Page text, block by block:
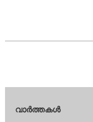
വാര്‍ത്തകള്‍